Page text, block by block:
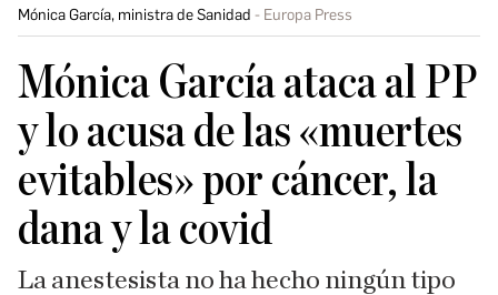
Mónica García, ministra de Sanidad Europa Press
Mónica García ataca al PP
y lo acusa de las «muertes
evitables» por cáncer, la
dana y la covid
La anestesista no ha hecho ningún tipo